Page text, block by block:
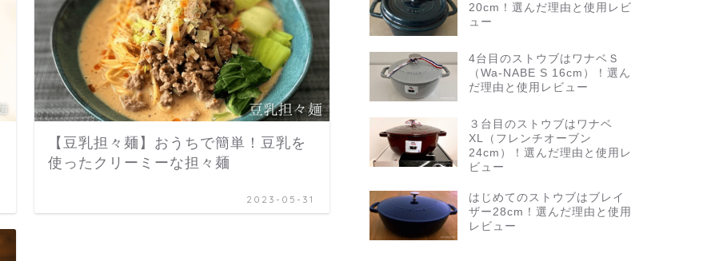
【豆乳担々麺】おうちで簡単！豆乳を
使ったクリーミーな担々麺
2023-05-31
20cm！選んだ理由と使用レビ
ュー
4台目のストウブはワナベＳ
（Wa-NABE S 16cm）！選ん
だ理由と使用レビュー
３台目のストウブはワナベ
XL（フレンチオーブン
24cm）！選んだ理由と使用レ
ビュー
はじめてのストウブはブレイ
ザー28cm！選んだ理由と使用
レビュー